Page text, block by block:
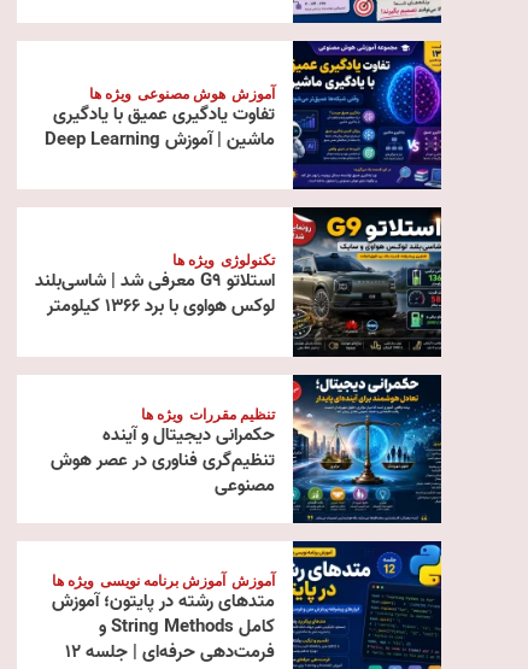
آموزش هوش مصنوعی ویژه ها
تفاوت یادگیری عمیق با یادگیری
ماشین | آموزش Deep Learning
تکنولوژی ویژه ها
استلاتو G9 معرفی شد | شاسی‌بلند
لوکس هواوی با برد ۱۳۶۶ کیلومتر
تنظیم مقررات ویژه ها
حکمرانی دیجیتال و آینده
تنظیم‌گری فناوری در عصر هوش
مصنوعی
آموزش آموزش برنامه نویسی ویژه ها
متدهای رشته در پایتون؛ آموزش
کامل String Methods و
فرمت‌دهی حرفه‌ای | جلسه ۱۲